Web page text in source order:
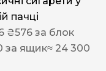
пачці
₴576 за блок
за ящик≈ 24 300